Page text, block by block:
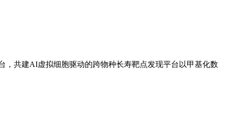
共建AI虚拟细胞驱动的跨物种长寿靶点发现平台以甲基化数